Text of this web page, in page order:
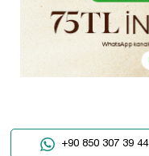
+90 850 307 39 44